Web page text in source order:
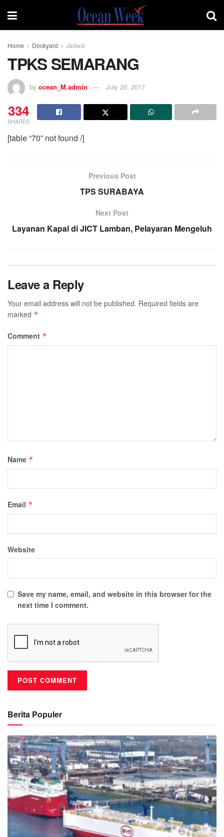
Home Dockyard Jadwal
TPKS SEMARANG
by ocean_M.admin July 20, 2017
334
SHARES
[table “70” not found /]
Previous Post
TPS SURABAYA
Next Post
Layanan Kapal di JICT Lamban, Pelayaran Mengeluh
Leave a Reply
Your email address will not be published. Required fields are
marked *
Comment *
Name *
Email *
Website
Save my name, email, and website in this browser for the
next time I comment.
Berita Populer